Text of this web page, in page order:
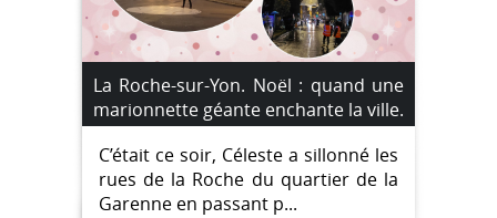
La Roche-sur-Yon. Noël : quand une
marionnette géante enchante la ville.
C’était ce soir, Céleste a sillonné les
rues de la Roche du quartier de la
Garenne en passant p...